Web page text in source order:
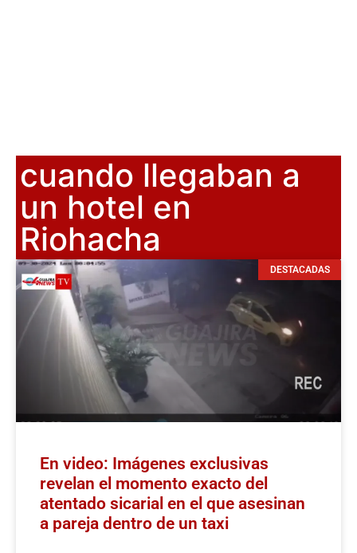
cuando llegaban a
un hotel en
Riohacha
DESTACADAS
En video: Imágenes exclusivas
revelan el momento exacto del
atentado sicarial en el que asesinan
a pareja dentro de un taxi